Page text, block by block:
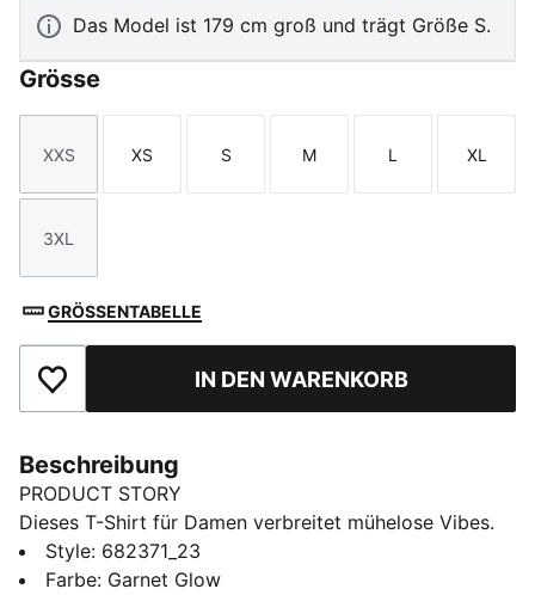
Das Model ist 179 cm groß und trägt Größe S.
Grösse
Größe
XXS
Größe
XS
Größe
S
Größe
M
Größe
L
Größe
XL
Größe
3XL
GRÖSSENTABELLE
Zu Favoriten hinzufügenIN DEN WARENKORB
Beschreibung
PRODUCT STORY
Dieses T-Shirt für Damen verbreitet mühelose Vibes.
Mit dem auffälligen PUMA Branding und dem Relaxed
Fit ist es perfekt für jedes Abenteuer. Zeig deinen
Style: 682371_23
Farbe: Garnet Glow